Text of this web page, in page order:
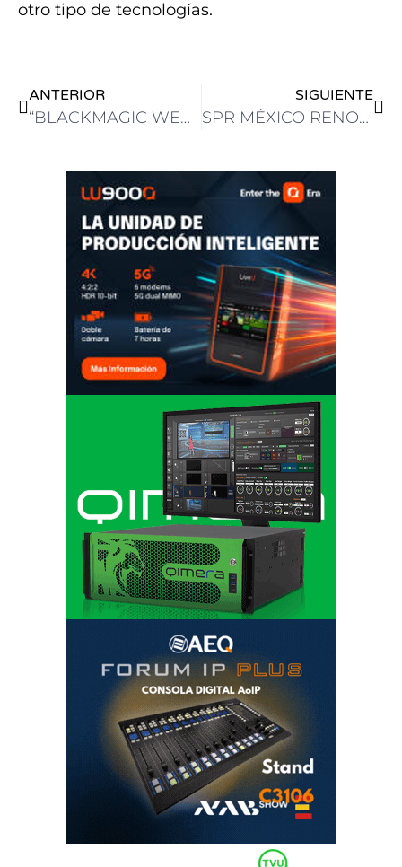
otro tipo de tecnologías.
ANTERIOR
“BLACKMAGIC WEEK BRASÍLIA” DEJA UN LEGADO DE INNOVACIÓN Y CONOCIMIENTO CON PINNACLE GROUP Y BLACKMAGIC DESIGN
SIGUIENTE
SPR MÉXICO RENOVÓ SU INSTALACIÓN PROFESIONAL DE AUDIO CON TECNOLOGÍA DE TELOS ALLIANCE Y LIVEWIRE